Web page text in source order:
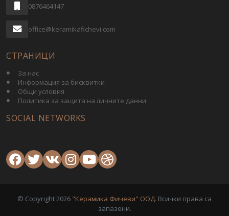
0876464147
office@keramikafichevi.com
СТРАНИЦИ
За нас
Информация за бисквитки
Общи условия
Политика за защита на личните данни
SOCIAL NETWORKS
© Copyright 2026 "Керамика Фичеви" ООД. Всички права са
запазени.